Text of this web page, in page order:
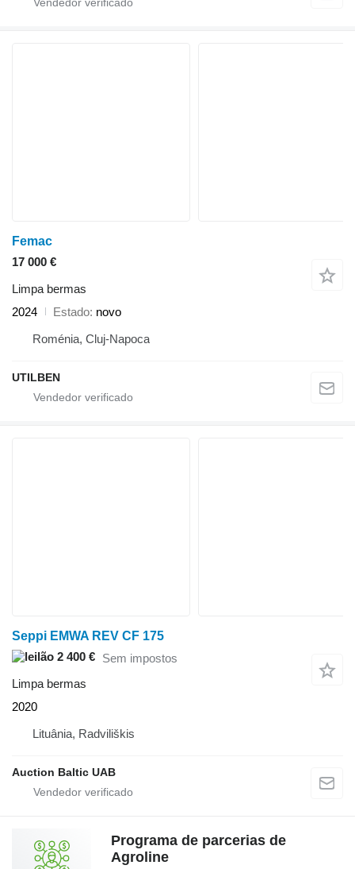
Femac
17 000 €
Limpa bermas
2024
Estado novo
Roménia, Cluj-Napoca
UTILBEN
Seppi EMWA REV CF 175
2 400 € Sem impostos
Limpa bermas
2020
Lituânia, Radviliškis
Auction Baltic UAB
Programa de parcerias de
Agroline